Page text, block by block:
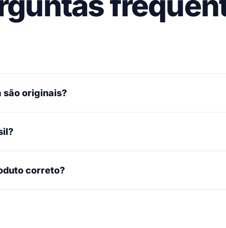
são originais?
correto?